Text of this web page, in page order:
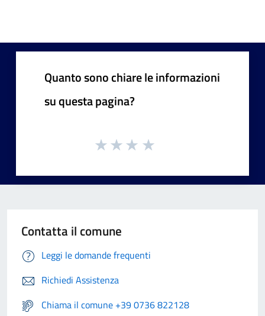
Quanto sono chiare le informazioni
su questa pagina?
Contatta il comune
Leggi le domande frequenti
Richiedi Assistenza
Chiama il comune +39 0736 822128